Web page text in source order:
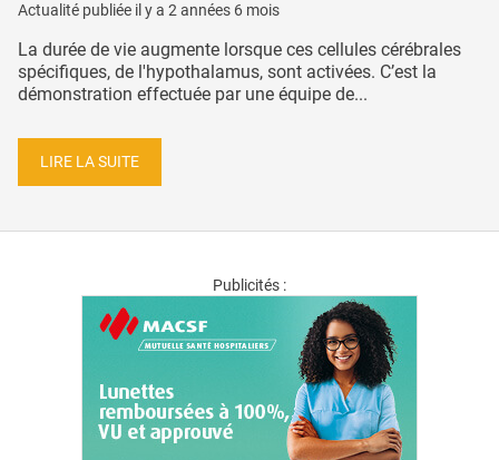
Actualité publiée il y a 2 années 6 mois
La durée de vie augmente lorsque ces cellules cérébrales
spécifiques, de l'hypothalamus, sont activées. C’est la
démonstration effectuée par une équipe de...
LIRE LA SUITE
Publicités :